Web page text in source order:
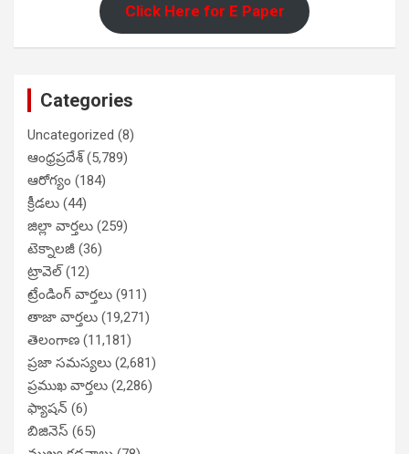
Click Here for E Paper
Categories
Uncategorized (8)
ఆంధ్రప్రదేశ్(5,789)
ఆరోగ్యం (184)
క్రీడలు (44)
జిల్లా వార్తలు (259)
టెక్నాలజీ (36)
ట్రావెల్(12)
ట్రేండింగ్ వార్తలు (911)
తాజా వార్తలు (19,271)
తెలంగాణ (11,181)
ప్రజా సమస్యలు (2,681)
ప్రముఖ వార్తలు (2,286)
ఫ్యాషన్ (6)
బిజినెస్ (65)